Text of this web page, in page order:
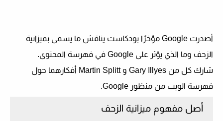
أصدرت Google مؤخرًا بودكاست يناقش ما يسمى بميزانية
الزحف وما الذي يؤثر على Google في فهرسة المحتوى.
شارك كل من Gary Illyes و Martin Splitt أفكارهما حول
فهرسة الويب من منظور Google.
أصل مفهوم ميزانية الزحف